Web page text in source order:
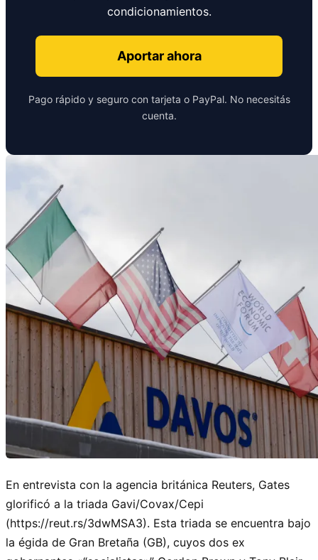
condicionamientos.
Aportar ahora
Pago rápido y seguro con tarjeta o PayPal. No necesitás
cuenta.
En entrevista con la agencia británica Reuters, Gates
glorificó a la triada Gavi/Covax/Cepi
(https://reut.rs/3dwMSA3). Esta triada se encuentra bajo
la égida de Gran Bretaña (GB), cuyos dos ex